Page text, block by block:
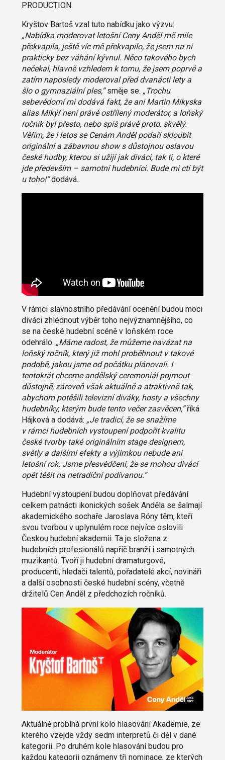
PRODUCTION.
Kryštov Bartoš vzal tuto nabídku jako výzvu:
„Nabídka moderovat letošní Ceny Anděl mě mile
překvapila, ještě víc mě překvapilo, že jsem na ni
prakticky bez váhání kývnul. Něco takového bych
nečekal, hlavně vzhledem k tomu, že jsem poprvé a
zatím naposledy moderoval před dvanácti lety a
šlo o gymnaziální ples,“směje se. „Trochu
sebevědomí mi dodává fakt, že ani Martin Mikyska
alias Mikýř není právě ostřílený moderátor, a loňský
ročník byl přesto, nebo spíš právě proto, skvělý.
Věřím, že i letos se Cenám Anděl podaří skloubit
originální a zábavnou show s důstojnou oslavou
české hudby, kterou si užijí jak diváci, tak ti, o které
jde především – samotní hudebníci. Bude mi ctí být
u toho!“dodává.
V rámci slavnostního předávání ocenění budou moci
diváci zhlédnout výběr toho nejvýznamnějšího, co
se na české hudební scéně v loňském roce
odehrálo. „Máme radost, že můžeme navázat na
loňský ročník, který již mohl proběhnout v takové
podobě, jakou jsme od počátku plánovali. I
tentokrát chceme andělský ceremoniál pojmout
důstojně, zároveň však aktuálně a atraktivně tak,
abychom potěšili televizní diváky, hosty a všechny
hudebníky, kterým bude tento večer zasvěcen,“říká
Hájková a dodává: „Je tradicí, že se snažíme
v rámci hudebních vystoupení podpořit kvalitu
české tvorby také originálním stage designem,
světly a dalšími efekty a výjimkou nebude ani
letošní rok. Jsme přesvědčeni, že se mohou diváci
opět těšit na netradiční podívanou.“
Hudební vystoupení budou doplňovat předávání
celkem patnácti ikonických sošek Anděla se šalmají
akademického sochaře Jaroslava Róny těm, kteří
svou tvorbou v uplynulém roce nejvíce oslovili
Českou hudební akademii. Ta je složena z
hudebních profesionálů napříč branží i samotných
muzikantů. Tvoří ji hudební dramaturgové,
producenti, hledači talentů, pořadatelé akcí, novináři
a další osobnosti české hudební scény, včetně
držitelů Cen Anděl z předchozích ročníků.
Aktuálně probíhá první kolo hlasování Akademie, ze
kterého vzejde vždy sedm interpretů či děl v dané
kategorii. Po druhém kole hlasování budou pro
každou kategorii oznámeny tři nominace, ze kterých